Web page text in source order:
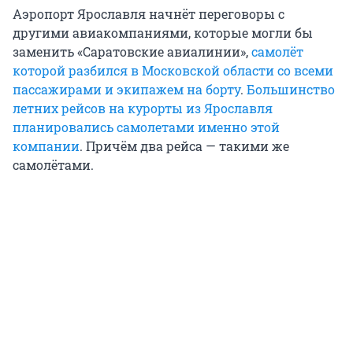
Аэропорт Ярославля начнёт переговоры с
другими авиакомпаниями, которые могли бы
заменить «Саратовские авиалинии»,самолёт
которой разбился в Московской области со всеми
пассажирами и экипажем на борту. Большинство
летних рейсов на курорты из Ярославля
планировались самолетами именно этой
компании. Причём два рейса — такими же
самолётами.